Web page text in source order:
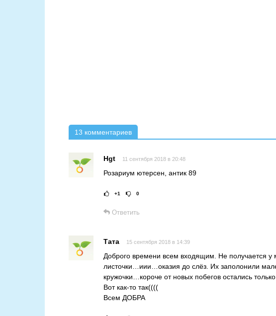
13 комментариев
Hgt 11 сентября 2018 в 20:48
Розариум ютерсен, антик 89
Рейтинг статьи:
+1 0
Ответить
Тата 15 сентября 2018 в 14:39
Доброго времени всем входящим. Не получается
листочки…иии…оказия до слёз. Их заполонили
кружочки…короче от новых побегов остались
Вот как-то так((((
Всем ДОБРА